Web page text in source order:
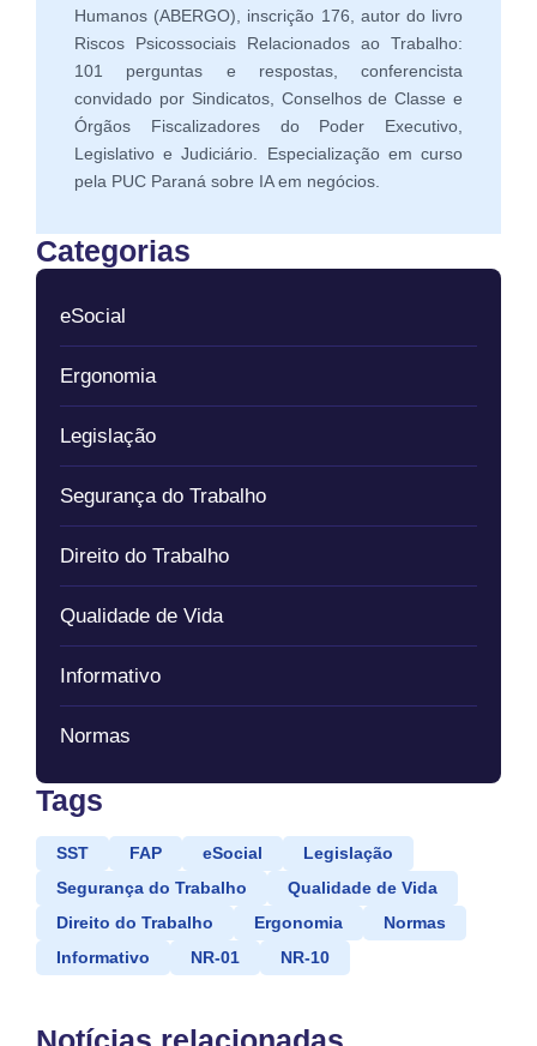
Humanos (ABERGO), inscrição 176, autor do livro
Riscos Psicossociais Relacionados ao Trabalho:
101 perguntas e respostas, conferencista
convidado por Sindicatos, Conselhos de Classe e
Órgãos Fiscalizadores do Poder Executivo,
Legislativo e Judiciário. Especialização em curso
pela PUC Paraná sobre IA em negócios.
Categorias
eSocial
Ergonomia
Legislação
Segurança do Trabalho
Direito do Trabalho
Qualidade de Vida
Informativo
Normas
Tags
SST FAP eSocial
Legislação
Segurança do Trabalho
Qualidade de Vida
Direito do Trabalho
Ergonomia
Normas
Informativo
NR-01 NR-10